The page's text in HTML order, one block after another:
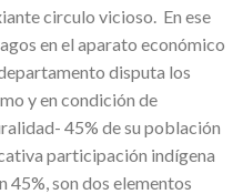
circulo vicioso. En ese
en el aparato económico
disputa los
y en condición de
45% de su población
participación indígena
45%, son dos elementos